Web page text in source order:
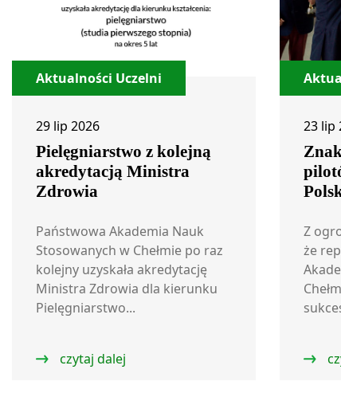
Aktualności Uczelni
29 lip 2026
Pielęgniarstwo z kolejną
akredytacją Ministra
Zdrowia
Państwowa Akademia Nauk
Stosowanych w Chełmie po raz
kolejny uzyskała akredytację
Ministra Zdrowia dla kierunku
Pielęgniarstwo...
czytaj dalej
23 lip
Z
że